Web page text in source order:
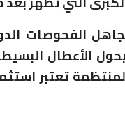
الفحوصات
الأعطال
تعتبر